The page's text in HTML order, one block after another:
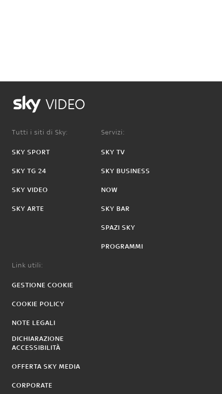
VIDEO
Tutti i siti di Sky:
SKY SPORT
SKY TG 24
SKY VIDEO
SKY ARTE
Servizi:
SKY TV
SKY BUSINESS
NOW
SKY BAR
SPAZI SKY
PROGRAMMI
Link utili:
GESTIONE COOKIE
COOKIE POLICY
NOTE LEGALI
DICHIARAZIONE
ACCESSIBILITÀ
OFFERTA SKY MEDIA
CORPORATE